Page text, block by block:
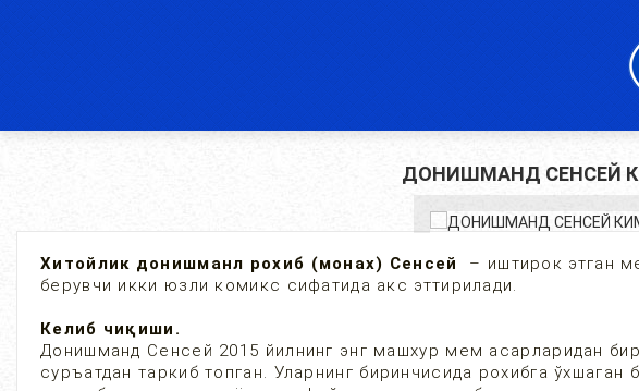
ДОНИШМАНД СЕНСЕЙ
Хитойлик донишманл рохиб (монах) Сенсей
– иштирок этган
берувчи икки юзли комикс сифатида акс эттирилади.
Келиб чиқиши.
Донишманд Сенсей 2015 йилнинг энг машхур мем асарларидан
суръатдан таркиб топган. Уларнинг биринчисида рохибга